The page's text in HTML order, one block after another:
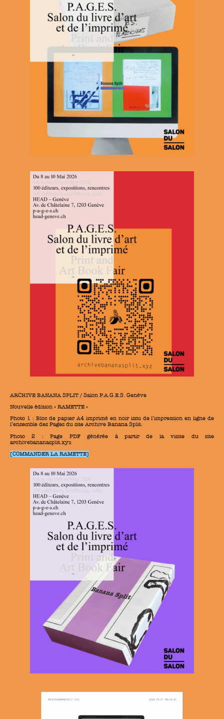
ARCHIVE BANANA SPLIT / Salon P.A.G.E.S. Genève
Nouvelle édition « RAMETTE »
Photo 1 : Bloc de papier A4 imprimé en noir issu de l’impression en ligne de
l’ensemble des Pages du site Archive Banana Split.
Photo 2 : Page PDF générée à partir de la visite du site
archivebananasplit.xyz
[COMMANDER LA RAMETTE]